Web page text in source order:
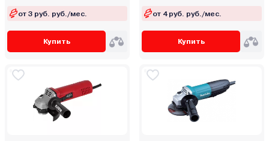
от 3 руб. руб./мес.
Купить
от 4 руб. руб./мес.
Купить